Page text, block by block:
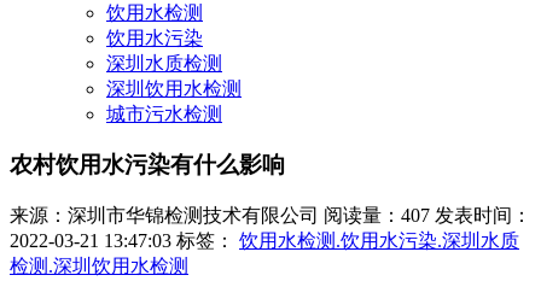
饮用水检测
饮用水污染
深圳水质检测
深圳饮用水检测
城市污水检测
农村饮用水污染有什么影响
来源：深圳市华锦检测技术有限公司 阅读量：407 发表时间：
2022-03-21 13:47:03 标签： 饮用水检测.饮用水污染.深圳水质
检测.深圳饮用水检测